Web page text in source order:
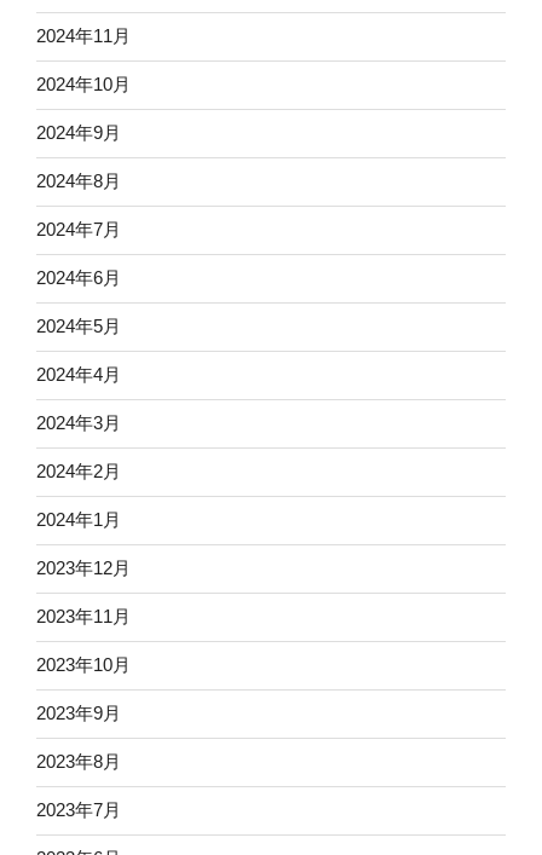
2024年11月
2024年10月
2024年9月
2024年8月
2024年7月
2024年6月
2024年5月
2024年4月
2024年3月
2024年2月
2024年1月
2023年12月
2023年11月
2023年10月
2023年9月
2023年8月
2023年7月